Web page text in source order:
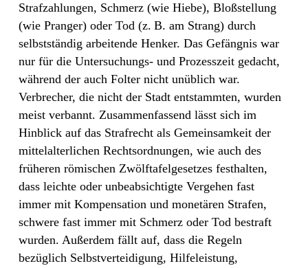
Strafzahlungen, Schmerz (wie Hiebe), Bloßstellung
(wie Pranger) oder Tod (z. B. am Strang) durch
selbstständig arbeitende Henker. Das Gefängnis war
nur für die Untersuchungs- und Prozesszeit gedacht,
während der auch Folter nicht unüblich war.
Verbrecher, die nicht der Stadt entstammten, wurden
meist verbannt. Zusammenfassend lässt sich im
Hinblick auf das Strafrecht als Gemeinsamkeit der
mittelalterlichen Rechtsordnungen, wie auch des
früheren römischen Zwölftafelgesetzes festhalten,
dass leichte oder unbeabsichtigte Vergehen fast
immer mit Kompensation und monetären Strafen,
schwere fast immer mit Schmerz oder Tod bestraft
wurden. Außerdem fällt auf, dass die Regeln
bezüglich Selbstverteidigung, Hilfeleistung,